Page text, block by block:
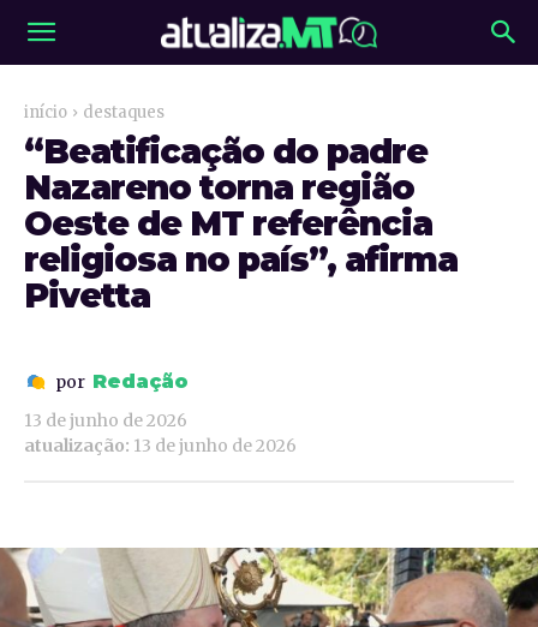
início destaques
“Beatificação do padre
Nazareno torna região
Oeste de MT referência
religiosa no país”, afirma
Pivetta
por Redação
13 de junho de 2026
atualização: 13 de junho de 2026